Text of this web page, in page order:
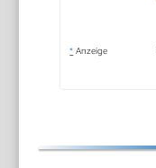
* Anzeige